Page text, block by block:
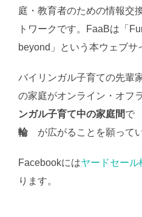
庭・教育者のための情報交
トワークです。FaaBは「
beyond」という本ウェブサ
バイリンガル子育ての先輩
の家庭がオンライン・オフ
ンガル子育て中の家庭間
輪 が広がることを願ってい
Facebookにはヤードセー
ります。